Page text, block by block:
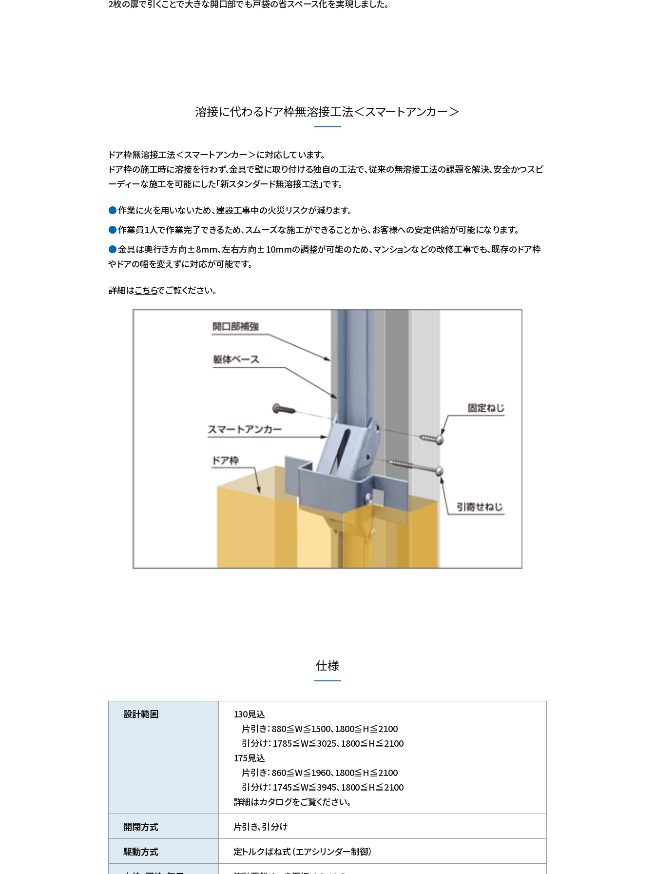
2枚の扉で引くことで大きな開口部でも戸袋の省スペース化を実現しました。
溶接に代わるドア枠無溶接工法＜スマートアンカー＞
ドア枠無溶接工法＜スマートアンカー＞に対応しています。
ドア枠の施工時に溶接を行わず、金具で壁に取り付ける独自の工法で、従来の無溶接工法の課題を解決、安全かつスピ
ーディーな施工を可能にした「新スタンダード無溶接工法」です。
作業に火を用いないため、建設工事中の火災リスクが減ります。
作業員1人で作業完了できるため、スムーズな施工ができることから、お客様への安定供給が可能になります。
金具は奥行き方向±8mm、左右方向±10mmの調整が可能のため、マンションなどの改修工事でも、既存のドア枠
やドアの幅を変えずに対応が可能です。
詳細はこちらでご覧ください。
仕様
設計範囲
130見込
片引き：880≦W≦1500、1800≦H≦2100
引分け：1785≦W≦3025、1800≦H≦2100
175見込
片引き：860≦W≦1960、1800≦H≦2100
引分け：1745≦W≦3945、1800≦H≦2100
詳細はカタログをご覧ください。
開閉方式
片引き、引分け
駆動方式
定トルクばね式（エアシリンダー制御）